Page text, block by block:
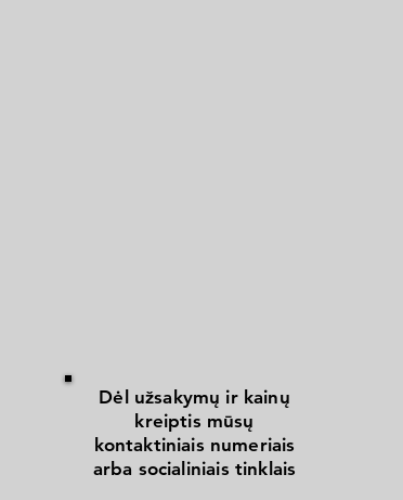
Dėl užsakymų ir kainų
kreiptis mūsų
kontaktiniais numeriais
arba socialiniais tinklais